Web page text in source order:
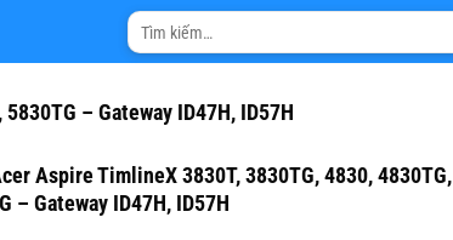
Tìm
kiếm:
– Gateway ID47H, ID57H
Aspire TimlineX 3830T, 3830TG, 4830, 4830TG,
– Gateway ID47H, ID57H